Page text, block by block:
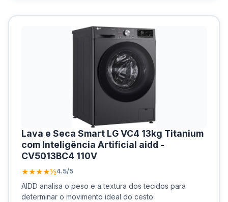
Lava e Seca Smart LG VC4 13kg Titanium
com Inteligência Artificial aidd -
CV5013BC4 110V
★★★★½4.5/5
AIDD analisa o peso e a textura dos tecidos para
determinar o movimento ideal do cesto